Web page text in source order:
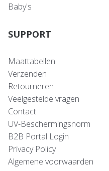
Baby's
SUPPORT
Maattabellen
Verzenden
Retourneren
Veelgestelde vragen
Contact
UV-Beschermingsnorm
B2B Portal Login
Privacy Policy
Algemene voorwaarden